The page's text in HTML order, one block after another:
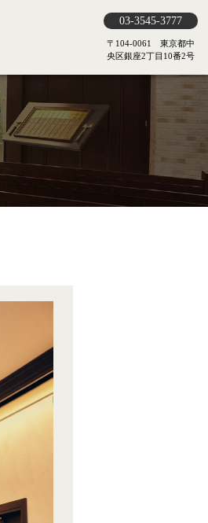
03-3545-3777
〒104-0061 東京都中
央区銀座2丁目10番2号